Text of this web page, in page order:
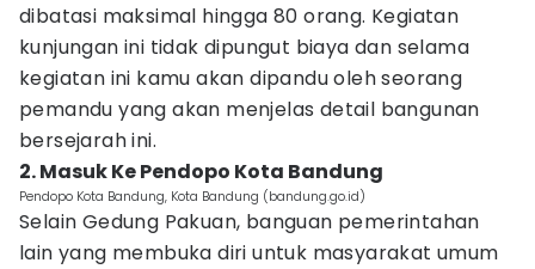
dibatasi maksimal hingga 80 orang. Kegiatan
kunjungan ini tidak dipungut biaya dan selama
kegiatan ini kamu akan dipandu oleh seorang
pemandu yang akan menjelas detail bangunan
bersejarah ini.
2. Masuk Ke Pendopo Kota Bandung
Pendopo Kota Bandung, Kota Bandung (bandung.go.id)
Selain Gedung Pakuan, banguan pemerintahan
lain yang membuka diri untuk masyarakat umum